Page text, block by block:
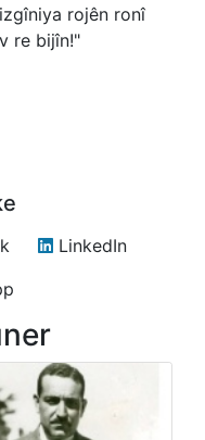
rojên ronî
re bijîn!"
LinkedIn